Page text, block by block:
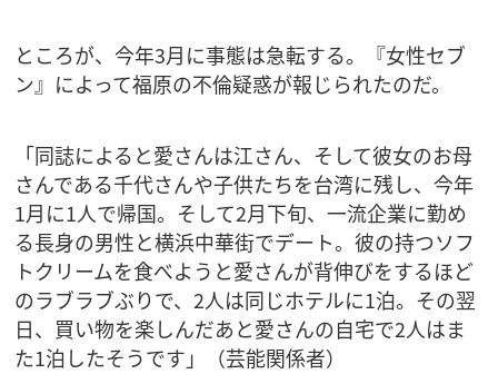
ところが、今年3月に事態は急転する。『女性セブ
ン』によって福原の不倫疑惑が報じられたのだ。
「同誌によると愛さんは江さん、そして彼女のお母
さんである千代さんや子供たちを台湾に残し、今年
1月に1人で帰国。そして2月下旬、一流企業に勤め
る長身の男性と横浜中華街でデート。彼の持つソフ
トクリームを食べようと愛さんが背伸びをするほど
のラブラブぶりで、2人は同じホテルに1泊。その翌
日、買い物を楽しんだあと愛さんの自宅で2人はま
た1泊したそうです」（芸能関係者）